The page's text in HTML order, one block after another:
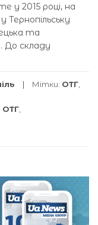
у 2015 році, на
Тернопільську
та
До складу
Мітки: ОТГ,
ОТГ,